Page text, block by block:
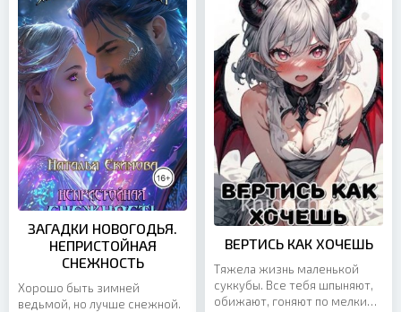
ЗАГАДКИ НОВОГОДЬЯ.
НЕПРИСТОЙНАЯ
СНЕЖНОСТЬ
Хорошо быть зимней
ведьмой, но лучше снежной.
ВЕРТИСЬ КАК ХОЧЕШЬ
Тяжела жизнь маленькой
суккубы. Все тебя шпыняют,
обижают, гоняют по мелким